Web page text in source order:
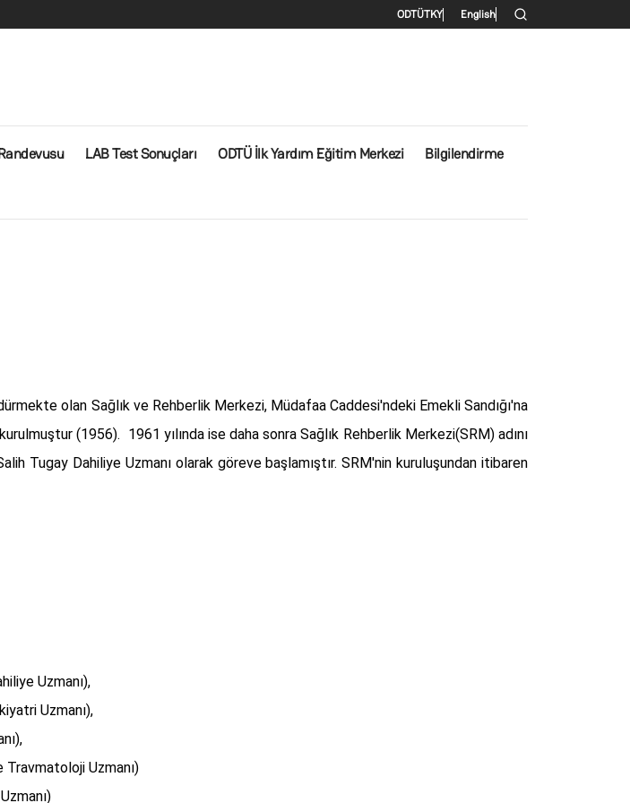
İkincil menü
ODTÜTKY English
LAB Test Sonuçları ODTÜ İlk Yardım Eğitim Merkezi
Bilgilendirme
olan Sağlık ve Rehberlik Merkezi, Müdafaa Caddesi'ndeki Emekli Sandığı'na
(1956). 1961 yılında ise daha sonra Sağlık Rehberlik Merkezi(SRM) adını
Tugay Dahiliye Uzmanı olarak göreve başlamıştır. SRM'nin kuruluşundan itibaren
Uzmanı),
Uzmanı),
Uzmanı)